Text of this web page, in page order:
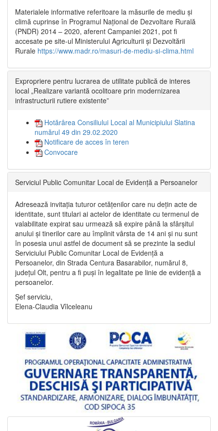
Materialele informative referitoare la măsurile de mediu și
climă cuprinse în Programul Național de Dezvoltare Rurală
(PNDR) 2014 – 2020, aferent Campaniei 2021, pot fi
accesate pe site-ul Ministerului Agriculturii și Dezvoltării
Rurale https://www.madr.ro/masuri-de-mediu-si-clima.html
Expropriere pentru lucrarea de utilitate publică de interes
local „Realizare variantă ocolitoare prin modernizarea
infrastructurii rutiere existente”
Hotărârea Consiliului Local al Municipiului Slatina
numărul 49 din 29.02.2020
Notificare de acces în teren
Convocare
Serviciul Public Comunitar Local de Evidență a Persoanelor
Adresează invitația tuturor cetățenilor care nu dețin acte de
identitate, sunt titulari ai actelor de identitate cu termenul de
valabilitate expirat sau urmează să expire până la sfârșitul
anului și tinerilor care au împlinit vârsta de 14 ani și nu sunt
în posesia unui astfel de document să se prezinte la sediul
Serviciului Public Comunitar Local de Evidență a
Persoanelor, din Strada Centura Basarabilor, numărul 8,
județul Olt, pentru a fi puși în legalitate pe linie de evidență a
persoanelor.
Șef serviciu,
Elena-Claudia Vîlceleanu